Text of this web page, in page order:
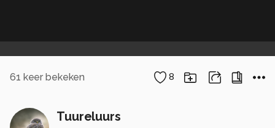
61 keer bekeken 8
Tuureluurs